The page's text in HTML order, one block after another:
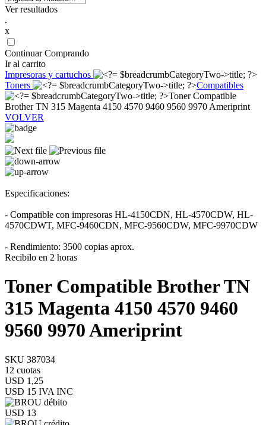
Ver resultados
.
x
Continuar Comprando
Ir al carrito
Impresoras y cartuchos
Toners
Compatibles
Toner Compatible
Brother TN 315 Magenta 4150 4570 9460 9560 9970 Ameriprint
VOLVER
Especificaciones:
- Compatible con impresoras HL-4150CDN, HL-4570CDW, HL-
4570CDWT, MFC-9460CDN, MFC-9560CDW, MFC-9970CDW
- Rendimiento: 3500 copias aprox.
Recibilo en 2 horas
Toner Compatible Brother TN
315 Magenta 4150 4570 9460
9560 9970 Ameriprint
SKU 387034
12 cuotas
USD 1,25
USD 15 IVA INC
USD 13